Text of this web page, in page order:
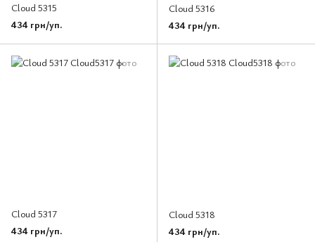
Cloud 5315
434 грн/уп.
Cloud 5316
434 грн/уп.
Cloud 5317
434 грн/уп.
Cloud 5318
434 грн/уп.